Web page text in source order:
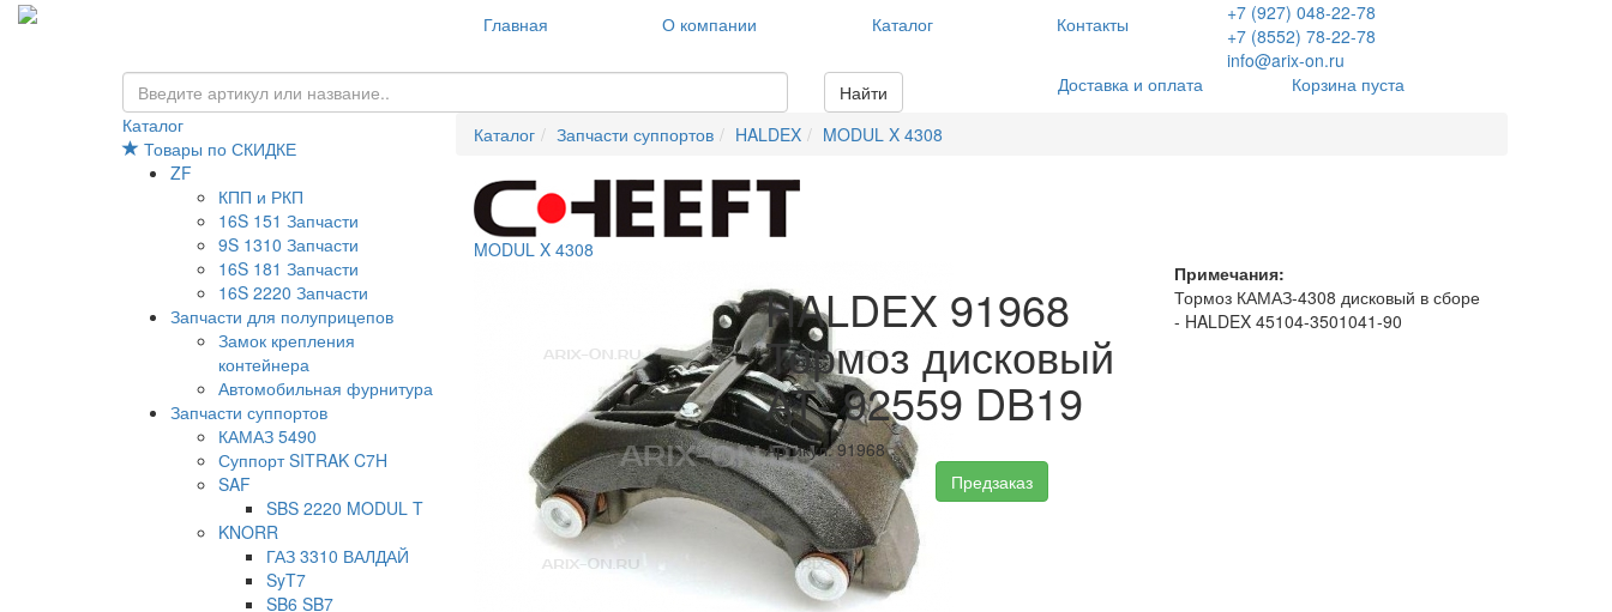
Главная О компании Каталог Контакты
+7 (927) 048-22-78
+7 (8552) 78-22-78
info@arix-on.ru
Найти
Доставка и оплата
Корзина пуста
Каталог
Товары по СКИДКЕ
ZF
КПП и РКП
16S 151 Запчасти
9S 1310 Запчасти
16S 181 Запчасти
16S 2220 Запчасти
Запчасти для полуприцепов
Замок крепления
контейнера
Автомобильная фурнитура
Запчасти суппортов
КАМАЗ 5490
Суппорт SITRAK C7H
SAF
SBS 2220 MODUL T
KNORR
ГАЗ 3310 ВАЛДАЙ
SyT7
SB6 SB7
Каталог Запчасти суппортов HALDEX MODUL X 4308
MODUL X 4308
HALDEX 91968
Тормоз дисковый
АТ- 92559 DB19
Артикул: 91968
Предзаказ
Примечания:
Тормоз КАМАЗ-4308 дисковый в сборе
- HALDEX 45104-3501041-90